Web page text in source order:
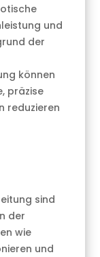
und
der
können
präzise
reduzieren
sind
der
wie
und